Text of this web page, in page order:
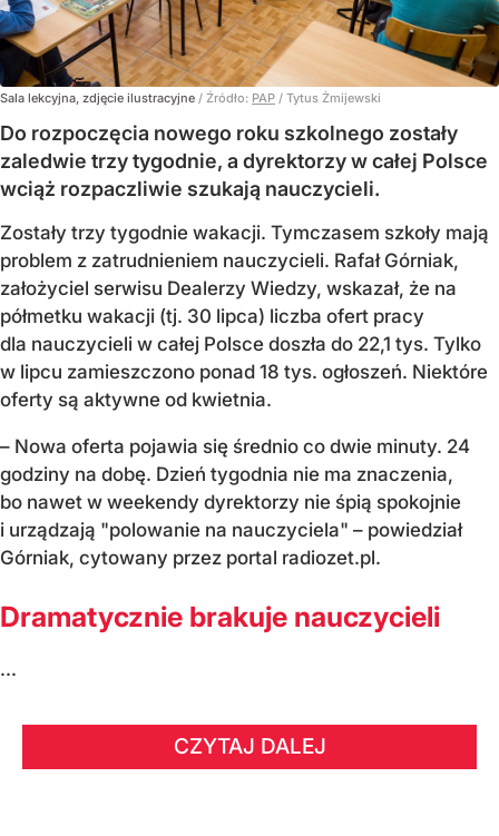
Sala lekcyjna, zdjęcie ilustracyjne / Źródło: PAP / Tytus Żmijewski
Do rozpoczęcia nowego roku szkolnego zostały
zaledwie trzy tygodnie, a dyrektorzy w całej Polsce
wciąż rozpaczliwie szukają nauczycieli.
Zostały trzy tygodnie wakacji. Tymczasem szkoły mają
problem z zatrudnieniem nauczycieli. Rafał Górniak,
założyciel serwisu Dealerzy Wiedzy, wskazał, że na
półmetku wakacji (tj. 30 lipca) liczba ofert pracy
dla nauczycieli w całej Polsce doszła do 22,1 tys. Tylko
w lipcu zamieszczono ponad 18 tys. ogłoszeń. Niektóre
oferty są aktywne od kwietnia.
– Nowa oferta pojawia się średnio co dwie minuty. 24
godziny na dobę. Dzień tygodnia nie ma znaczenia,
bo nawet w weekendy dyrektorzy nie śpią spokojnie
i urządzają "polowanie na nauczyciela" – powiedział
Górniak, cytowany przez portal radiozet.pl.
Dramatycznie brakuje nauczycieli
...
CZYTAJ DALEJ